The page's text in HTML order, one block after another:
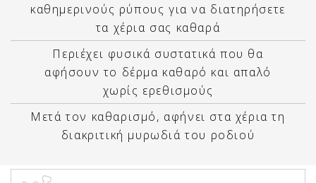
καθημερινούς ρύπους για να διατηρήσετε
τα χέρια σας καθαρά
Περιέχει φυσικά συστατικά που θα
αφήσουν το δέρμα καθαρό και απαλό
χωρίς ερεθισμούς
Μετά τον καθαρισμό, αφήνει στα χέρια τη
διακριτική μυρωδιά του ροδιού